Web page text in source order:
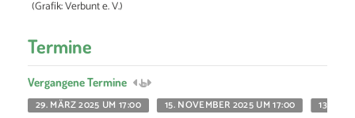
(Grafik: Verbunt e. V.)
Termine
Vergangene Termine
29. MÄRZ 2025 UM 17:00
15. NOVEMBER 2025 UM 17:00 13.